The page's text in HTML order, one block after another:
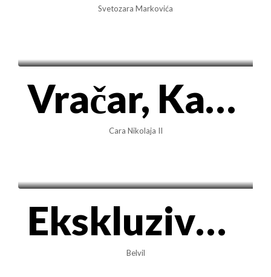
Svetozara Markovića
Vračar, Kalenić – 85m² oaza sa panoramskim pogledom i visokim plafonima
Cara Nikolaja II
Ekskluzivan LUX 3.0 stan 102m2 sa GARAŽOM • BELVIL (Ljubičica)
Belvil